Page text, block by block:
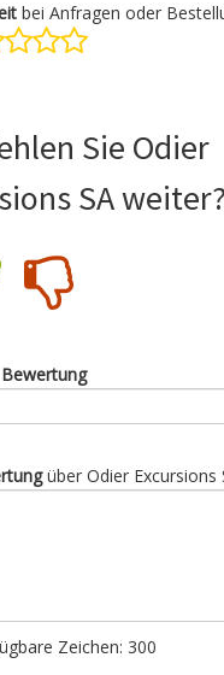
bei Anfragen oder
Sie Odier
SA weiter?
über Odier Excursions
Zeichen: 300